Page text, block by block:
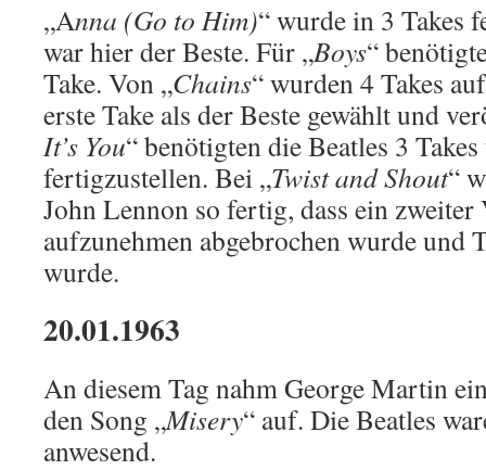
„Anna (Go to Him)“ wurde in 3 Takes
war hier der Beste. Für „Boys“
Take. Von „Chains“ wurden 4 Takes
erste Take als der Beste gewählt und
It’s You“ benötigten die Beatles 3
fertigzustellen. Bei „Twist and Shout“
John Lennon so fertig, dass ein zweiter
aufzunehmen abgebrochen wurde und
wurde.
20.01.1963
An diesem Tag nahm George Martin
den Song „Misery“ auf. Die Beatles
anwesend.